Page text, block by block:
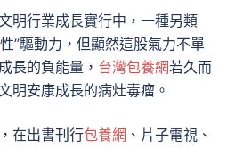
明行業成長實行中，一種另類
”驅動力，但顯然這股氣力不單
長的負能量， 台灣包養網若久而
明安康成長的病灶毒瘤。
在出書刊行包養網 、片子電視、